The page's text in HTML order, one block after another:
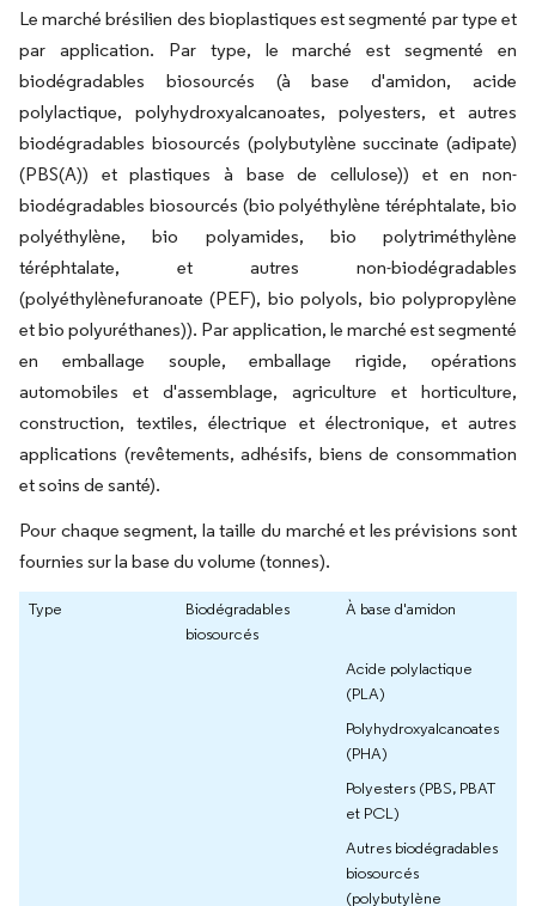
Le marché brésilien des bioplastiques est segmenté par type et
par application. Par type, le marché est segmenté en
biodégradables biosourcés (à base d'amidon, acide
polylactique, polyhydroxyalcanoates, polyesters, et autres
biodégradables biosourcés (polybutylène succinate (adipate)
(PBS(A)) et plastiques à base de cellulose)) et en non-
biodégradables biosourcés (bio polyéthylène téréphtalate, bio
polyéthylène, bio polyamides, bio polytriméthylène
téréphtalate, et autres non-biodégradables
(polyéthylènefuranoate (PEF), bio polyols, bio polypropylène
et bio polyuréthanes)). Par application, le marché est segmenté
en emballage souple, emballage rigide, opérations
automobiles et d'assemblage, agriculture et horticulture,
construction, textiles, électrique et électronique, et autres
applications (revêtements, adhésifs, biens de consommation
et soins de santé).
Pour chaque segment, la taille du marché et les prévisions sont
fournies sur la base du volume (tonnes).
Type
Biodégradables
biosourcés
À base d'amidon
Acide polylactique
(PLA)
Polyhydroxyalcanoates
(PHA)
Polyesters (PBS, PBAT
et PCL)
Autres biodégradables
biosourcés
(polybutylène